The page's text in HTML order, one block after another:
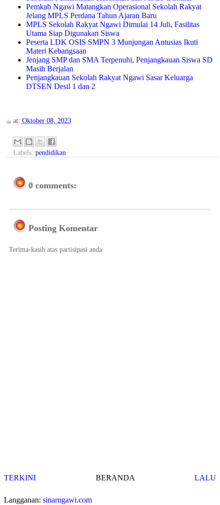
Pemkab Ngawi Matangkan Operasional Sekolah Rakyat
Jelang MPLS Perdana Tahun Ajaran Baru
MPLS Sekolah Rakyat Ngawi Dimulai 14 Juli, Fasilitas
Utama Siap Digunakan Siswa
Peserta LDK OSIS SMPN 3 Munjungan Antusias Ikuti
Materi Kebangsaan
Jenjang SMP dan SMA Terpenuhi, Penjangkauan Siswa SD
Masih Berjalan
Penjangkauan Sekolah Rakyat Ngawi Sasar Keluarga
DTSEN Desil 1 dan 2
at: Oktober 08, 2023
Labels: pendidikan
0 comments:
Posting Komentar
Terima-kasih atas partisipasi anda
TERKINI LALU
BERANDA
Langganan: sinarngawi.com